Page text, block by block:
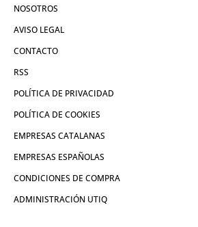
NOSOTROS
AVISO LEGAL
CONTACTO
RSS
POLÍTICA DE PRIVACIDAD
POLÍTICA DE COOKIES
EMPRESAS CATALANAS
EMPRESAS ESPAÑOLAS
CONDICIONES DE COMPRA
ADMINISTRACIÓN UTIQ